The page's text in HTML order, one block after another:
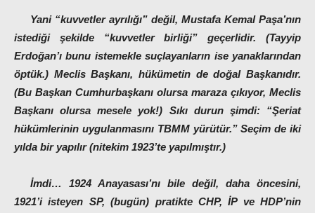
Yani “kuvvetler ayrılığı” değil, Mustafa Kemal Paşa’nın
istediği şekilde “kuvvetler birliği” geçerlidir. (Tayyip
Erdoğan’ı bunu istemekle suçlayanların ise yanaklarından
öptük.) Meclis Başkanı, hükümetin de doğal Başkanıdır.
(Bu Başkan Cumhurbaşkanı olursa maraza çıkıyor, Meclis
Başkanı olursa mesele yok!) Sıkı durun şimdi: “Şeriat
hükümlerinin uygulanmasını TBMM yürütür.”Seçim de iki
yılda bir yapılır (nitekim 1923’te yapılmıştır.)
İmdi… 1924 Anayasası’nı bile değil, daha öncesini,
1921’i isteyen SP, (bugün) pratikte CHP, İP ve HDP’nin